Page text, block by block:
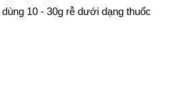
10 - 30g rễ dưới dạng thuốc